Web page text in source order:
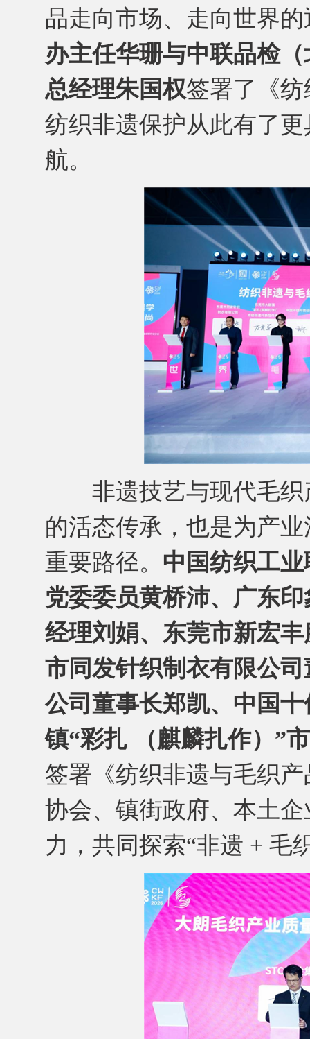
品走向市场、走向世界
办主任华珊与中联品检
总经理朱国权签署了《
纺织非遗保护从此有了
航。
非遗技艺与现代毛织
的活态传承，也是为产
重要路径。 中国纺织工
党委委员黄桥沛、广东
经理刘娟、东莞市新宏
市同发针织制衣有限公
公司董事长郑凯、中国
镇“彩扎 （麒麟扎作）”
签署《纺织非遗与毛织
协会、镇街政府、本土
力，共同探索“非遗 + 毛